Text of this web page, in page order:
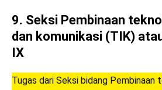
9. Seksi Pembinaan
dan komunikasi (TIK)
IX
Tugas dari Seksi bidang Pembinaan